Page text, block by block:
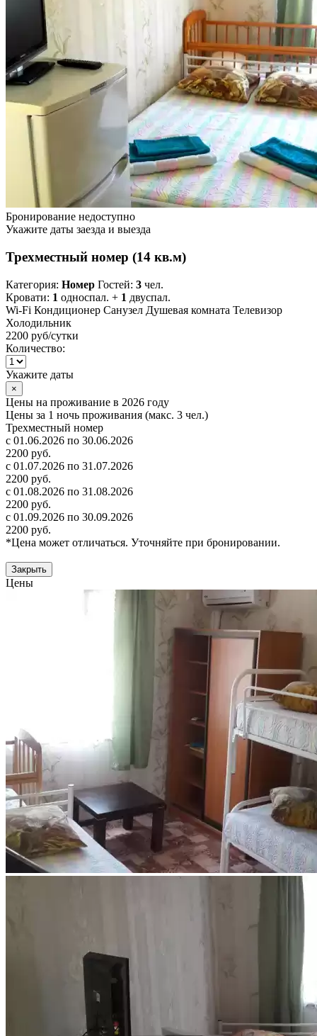
Бронирование недоступно
Укажите даты заезда и выезда
Трехместный номер (14 кв.м)
Категория: Номер Гостей: 3 чел.
Кровати: 1 односпал. + 1 двуспал.
Wi-Fi Кондиционер Санузел Душевая комната Телевизор
Холодильник
2200 руб/сутки
Количество:
Укажите даты
×
Цены на проживание в 2026 году
Цены за 1 ночь проживания (макс. 3 чел.)
Трехместный номер
с 01.06.2026 по 30.06.2026
2200 руб.
с 01.07.2026 по 31.07.2026
2200 руб.
с 01.08.2026 по 31.08.2026
2200 руб.
с 01.09.2026 по 30.09.2026
2200 руб.
*Цена может отличаться. Уточняйте при бронировании.
Закрыть
Цены